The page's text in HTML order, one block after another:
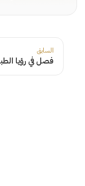
السابق
فصل في رؤيا